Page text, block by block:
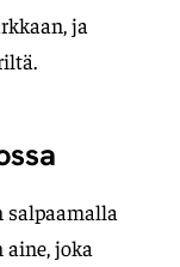
ja
salpaamalla
joka